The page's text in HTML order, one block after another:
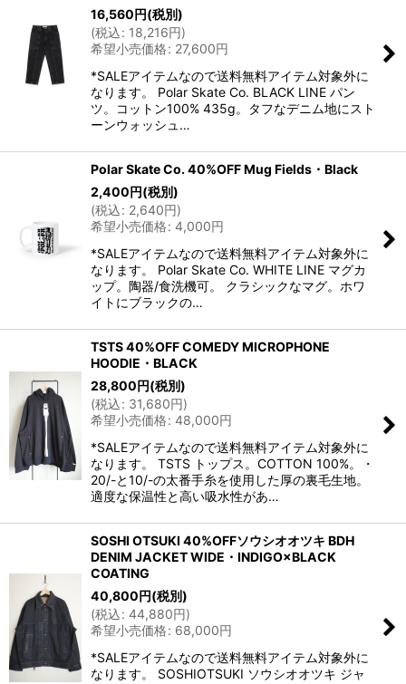
16,560円(税別)
(税込: 18,216円)
希望小売価格: 27,600円
*SALEアイテムなので送料無料アイテム対象外に
なります。 Polar Skate Co. BLACK LINE パン
ツ。コットン100% 435g。タフなデニム地にスト
ーンウォッシュ…
Polar Skate Co. 40%OFF Mug Fields・Black
2,400円(税別)
(税込: 2,640円)
希望小売価格: 4,000円
*SALEアイテムなので送料無料アイテム対象外に
なります。 Polar Skate Co. WHITE LINE マグカ
ップ。陶器/食洗機可。 クラシックなマグ。ホワ
イトにブラックの…
TSTS 40%OFF COMEDY MICROPHONE
HOODIE・BLACK
28,800円(税別)
(税込: 31,680円)
希望小売価格: 48,000円
*SALEアイテムなので送料無料アイテム対象外に
なります。 TSTS トップス。COTTON 100%。・
20/-と10/-の太番手糸を使用した厚の裏毛生地。
適度な保温性と高い吸水性があ…
SOSHI OTSUKI 40%OFFソウシオオツキ BDH
DENIM JACKET WIDE・INDIGO×BLACK
COATING
40,800円(税別)
(税込: 44,880円)
希望小売価格: 68,000円
*SALEアイテムなので送料無料アイテム対象外に
なります。 SOSHIOTSUKI ソウシオオツキ ジャ